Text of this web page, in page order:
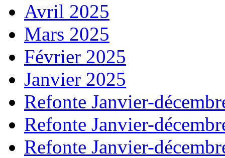
Avril 2025
Mars 2025
Février 2025
Janvier 2025
Refonte Janvier-
Refonte Janvier-
Refonte Janvier-